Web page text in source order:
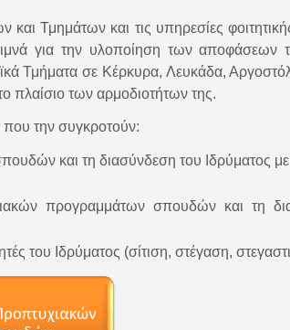
Τμημάτων και τις υπηρεσίες
για την υλοποίηση των αποφάσεων
Τμήματα σε Κέρκυρα, Λευκάδα,
πλαίσιο των αρμοδιοτήτων της.
που την συγκροτούν:
και τη διασύνδεση του Ιδρύματος
προγραμμάτων σπουδών και τη
του Ιδρύματος (σίτιση, στέγαση,